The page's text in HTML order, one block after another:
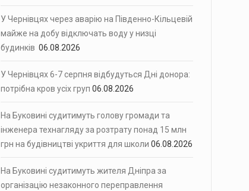
У Чернівцях через аварію на Південно-Кільцевій
майже на добу відключать воду у низці
будинків 06.08.2026
У Чернівцях 6-7 серпня відбудуться Дні донора:
потрібна кров усіх груп 06.08.2026
На Буковині судитимуть голову громади та
інженера технагляду за розтрату понад 15 млн
грн на будівництві укриття для школи 06.08.2026
На Буковині судитимуть жителя Дніпра за
організацію незаконного переправлення